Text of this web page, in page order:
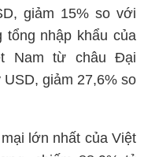
giảm 15% so với
tổng nhập khẩu của
Nam từ châu Đại
giảm 27,6% so
lớn nhất của Việt